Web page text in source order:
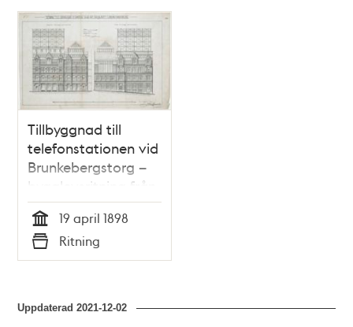
Relaterade
poster
och
teman
Tillbyggnad till
telefonstationen vid
Brunkebergstorg –
bygglovsritning från
1898
Tid
19 april 1898
Typ
Ritning
Uppdaterad2021-12-02